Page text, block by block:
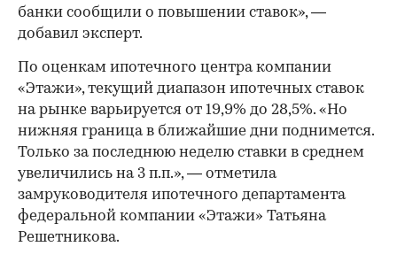
банки сообщили о повышении ставок», —
добавил эксперт.
По оценкам ипотечного центра компании
«Этажи», текущий диапазон ипотечных ставок
на рынке варьируется от 19,9% до 28,5%. «Но
нижняя граница в ближайшие дни поднимется.
Только за последнюю неделю ставки в среднем
увеличились на 3 п.п.», — отметила
замруководителя ипотечного департамента
федеральной компании «Этажи» Татьяна
Решетникова.